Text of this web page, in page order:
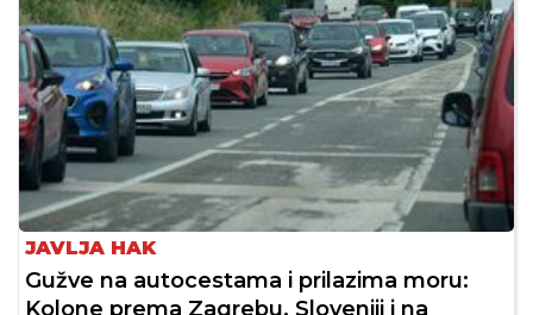
JAVLJA HAK
Gužve na autocestama i prilazima moru:
Kolone prema Zagrebu, Sloveniji i na